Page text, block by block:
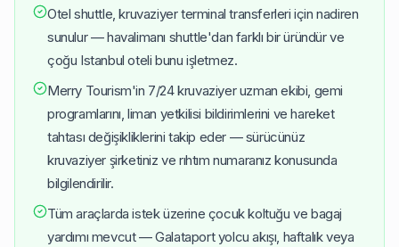
Otel shuttle, kruvaziyer terminal transferleri için nadiren
sunulur — havalimanı shuttle'dan farklı bir üründür ve
çoğu Istanbul oteli bunu işletmez.
Merry Tourism'in 7/24 kruvaziyer uzman ekibi, gemi
programlarını, liman yetkilisi bildirimlerini ve hareket
tahtası değişikliklerini takip eder — sürücünüz
kruvaziyer şirketiniz ve rıhtım numaranız konusunda
bilgilendirilir.
Tüm araçlarda istek üzerine çocuk koltuğu ve bagaj
yardımı mevcut — Galataport yolcu akışı, haftalık veya